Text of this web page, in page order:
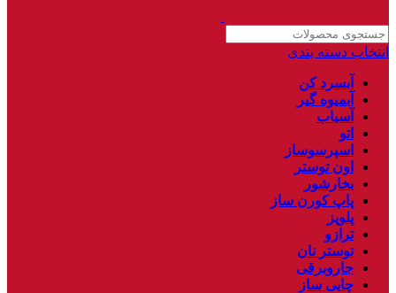
انتخاب دسته بندی
آبسرد کن
آبمیوه گیر
آسیاب
اتو
اسپرسوساز
اون توستر
بخارشور
پاپ کورن ساز
پلوپز
ترازو
توستر نان
جاروبرقی
چایی ساز